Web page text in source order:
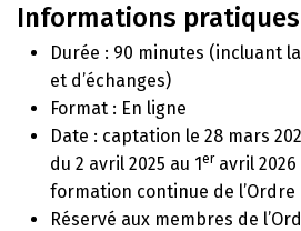
Informations pratiques
Durée : 90 minutes (incluant
et d’échanges)
Format : En ligne
Date : captation le 28 mars
du 2 avril 2025 au 1eravril
formation continue de l’Ordre
Réservé aux membres de